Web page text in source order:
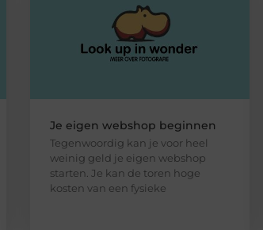
Je eigen webshop beginnen
Tegenwoordig kan je voor heel
weinig geld je eigen webshop
starten. Je kan de toren hoge
kosten van een fysieke